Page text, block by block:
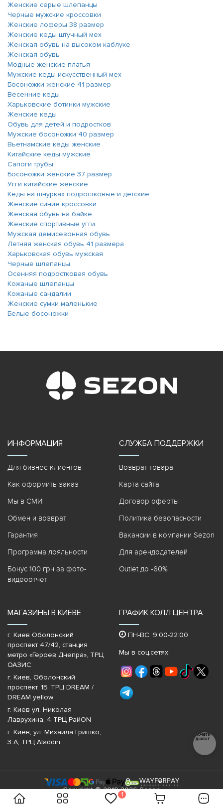
1
Женские серые шлепанцы
Черные мужские кроссовки
Женские лоферы 38 размер
Женские кеды штучный мех
Женская обувь на высоком каблуке
Женская обувь
Модные женские платья
Мужские кеды искусственный мех
Босоножки женские 41 размер
Весенние кеды
Харьковские ботинки мужские
Женские кеды
Обувь для детей и подростков
Мужские босоножки 40 размер
Вьетнамские кеды женские
Китайские кеды мужские
Сапоги трубы
Босоножки женские 37 размер
Угги китайские женские
Кеды на шнурках подростковые и детские
Женские синие кроссовки
Женская обувь на байке
Женские спортивные угги
Мужская демисезонная обувь
Летняя женская обувь 41 размера
Харьковская обувь мужская
Черные шлепанцы
Осенняя подростковая обувь
Кожаные шлепанцы
Кожаные сандалии
Женские сумки маленькие
Белые босоножки
ИНФОРМАЦИЯ
Для бизнес-клиентов
Как оформить заказ
Мы в СМИ
Обмен и возврат
Гарантия
Программа лояльности
Бонус 100 грн за фото-
видеоотчет
СЛУЖБА ПОДДЕРЖКИ
Возврат товара
Карта сайта
Договор оферты
Политика безопасности
Вакансии в компании Sezon
Для арендодателей
Outlet до -60%
МАГАЗИНЫ В КИЕВЕ
г. Киев Оболонский
проспект 47/42, станция
метро «Героев Днепра»‎, ТРЦ
ОАЗИС
г. Киев, Оболонский
проспект, 1Б, ТРЦ DREAM /
DREAM yellow
г. Киев ул. Николая
Лаврухина, 4 ТРЦ РайON
г. Киев, ул. Михаила Гришко,
3 А, ТРЦ Aladdin
ГРАФИК КОЛЛ ЦЕНТРА
ПН-ВС: 9:00-22:00
Мы в соц.сетях:
Copyright © 2010-2026 Sezon
Почати
діалог